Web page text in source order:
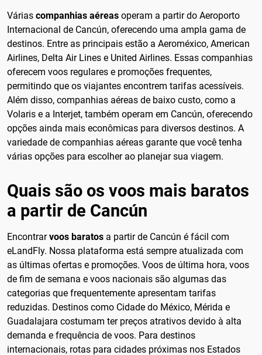
Várias companhias aéreas operam a partir do Aeroporto
Internacional de Cancún, oferecendo uma ampla gama de
destinos. Entre as principais estão a Aeroméxico, American
Airlines, Delta Air Lines e United Airlines. Essas companhias
oferecem voos regulares e promoções frequentes,
permitindo que os viajantes encontrem tarifas acessíveis.
Além disso, companhias aéreas de baixo custo, como a
Volaris e a Interjet, também operam em Cancún, oferecendo
opções ainda mais econômicas para diversos destinos. A
variedade de companhias aéreas garante que você tenha
várias opções para escolher ao planejar sua viagem.
Quais são os voos mais baratos
a partir de Cancún
Encontrarvoos baratos a partir de Cancún é fácil com
eLandFly. Nossa plataforma está sempre atualizada com
as últimas ofertas e promoções. Voos de última hora, voos
de fim de semana e voos nacionais são algumas das
categorias que frequentemente apresentam tarifas
reduzidas. Destinos como Cidade do México, Mérida e
Guadalajara costumam ter preços atrativos devido à alta
demanda e frequência de voos. Para destinos
internacionais, rotas para cidades próximas nos Estados